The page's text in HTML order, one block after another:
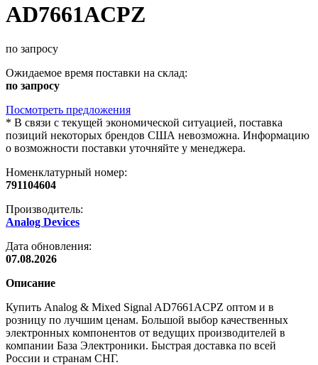
AD7661ACPZ
по запросу
Ожидаемое время поставки на склад:
по запросу
Посмотреть предложения
* В связи с текущей экономической ситуацией, поставка
позиций некоторых брендов США невозможна. Информацию
о возможности поставки уточняйте у менеджера.
Номенклатурный номер:
791104604
Производитель:
Analog Devices
Дата обновления:
07.08.2026
Описание
Купить Analog & Mixed Signal AD7661ACPZ оптом и в
розницу по лучшим ценам. Большой выбор качественных
электронных компонентов от ведущих производителей в
компании База Электроники. Быстрая доставка по всей
России и странам СНГ.